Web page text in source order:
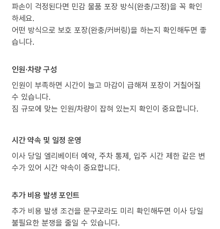
파손이 걱정된다면 민감 물품 포장 방식(완충/고정)을 꼭 확인
하세요.
어떤 방식으로 보호 포장(완충/커버링)을 하는지 확인해두면 좋
습니다.
인원·차량 구성
인원이 부족하면 시간이 늘고 마감이 급해져 포장이 거칠어질
수 있습니다.
짐 규모에 맞는 인원/차량이 잡혀 있는지 확인이 중요합니다.
시간 약속 및 일정 운영
이사 당일 엘리베이터 예약, 주차 통제, 입주 시간 제한 같은 변
수가 있어 시간 약속이 중요합니다.
추가 비용 발생 포인트
추가 비용 발생 조건을 문구로라도 미리 확인해두면 이사 당일
불필요한 분쟁을 줄일 수 있습니다.